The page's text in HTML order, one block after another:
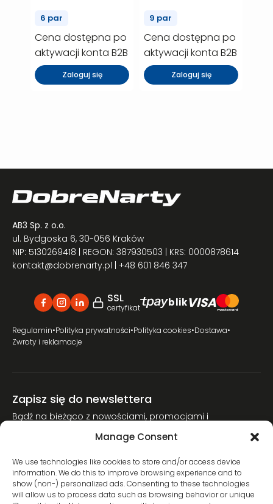
Manage Consent
We use technologies like cookies to store and/or access device
information. We do this to improve browsing experience and to
show (non-) personalized ads. Consenting to these technologies
will allow us to process data such as browsing behavior or unique
Mix – 6 szt.
(P01318)
6 par
Cena dostępna po
aktywacji konta B2B
Zaloguj się
Supershape
team/
– 9 szt.
(P01590)
9 par
Cena dostępna po
aktywacji konta B2B
Zaloguj się
AB3 Sp. z o.o.
ul. Bydgoska 6, 30-056 Kraków
NIP: 5130269418 | REGON: 387930503 | KRS: 0000878614
kontakt@dobrenarty.pl | +48 601 846 347
SSL
certyfikat blikVISA
Regulamin•Polityka prywatności•Polityka cookies•Dostawa•
Zwroty i reklamacje
Zapisz się do newslettera
Bądź na bieżąco z nowościami, promocjami i
Dołącz do naszej społeczności miłośników nart.